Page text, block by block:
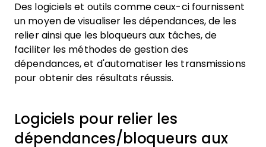
Des logiciels et outils comme ceux-ci fournissent
un moyen de visualiser les dépendances, de les
relier ainsi que les bloqueurs aux tâches, de
faciliter les méthodes de gestion des
dépendances, et d'automatiser les transmissions
pour obtenir des résultats réussis.
Logiciels pour relier les
dépendances/bloqueurs aux